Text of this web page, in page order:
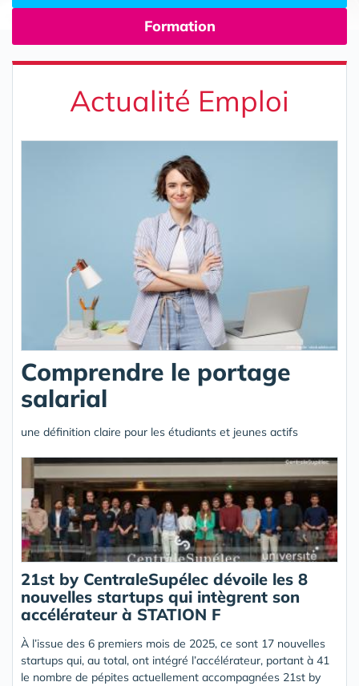
Formation
Actualité Emploi
Comprendre le portage
salarial
une définition claire pour les étudiants et jeunes actifs
21st by CentraleSupélec dévoile les 8
nouvelles startups qui intègrent son
accélérateur à STATION F
À l’issue des 6 premiers mois de 2025, ce sont 17 nouvelles
startups qui, au total, ont intégré l’accélérateur, portant à 41
le nombre de pépites actuellement accompagnées 21st by